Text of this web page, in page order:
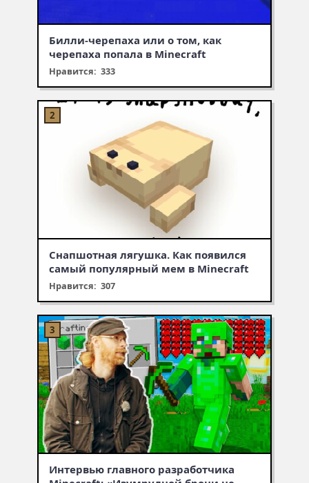
Билли-черепаха или о том, как
черепаха попала в Minecraft
Нравится: 333
Снапшотная лягушка. Как появился
самый популярный мем в Minecraft
Нравится: 307
Интервью главного разработчика